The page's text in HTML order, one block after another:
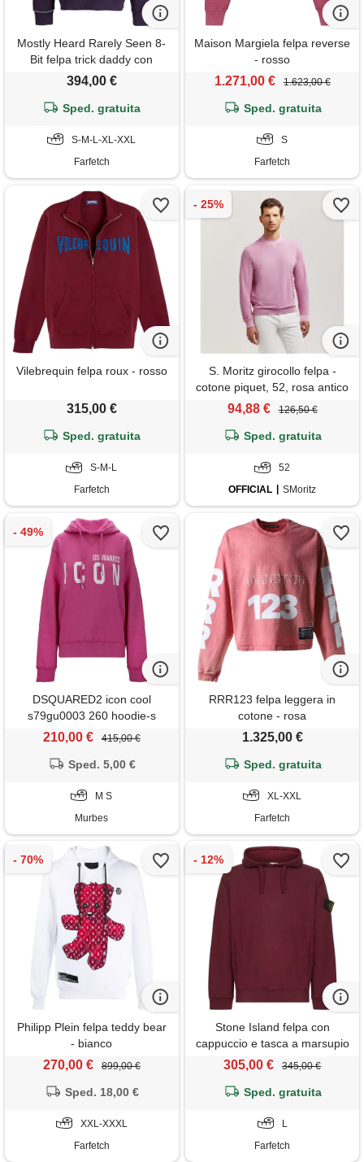
Mostly Heard Rarely Seen 8-
Bit felpa trick daddy con
stampa grafica - viola
394,00 €
Sped. gratuita
S-M-L-XL-XXL
Farfetch
Maison Margiela felpa reverse
- rosso
1.271,00 € 1.623,00 €
Sped. gratuita
S
Farfetch
Vilebrequin felpa roux - rosso
315,00 €
Sped. gratuita
S-M-L
Farfetch
S. Moritz girocollo felpa -
cotone piquet, 52, rosa antico
94,88 € 126,50 €
Sped. gratuita
52
OFFICIAL
SMoritz
DSQUARED2 icon cool
s79gu0003 260 hoodie-s
210,00 € 415,00 €
Sped. 5,00 €
M S
Murbes
RRR123 felpa leggera in
cotone - rosa
1.325,00 €
Sped. gratuita
XL-XXL
Farfetch
Philipp Plein felpa teddy bear
- bianco
270,00 € 899,00 €
Sped. 18,00 €
XXL-XXXL
Farfetch
Stone Island felpa con
cappuccio e tasca a marsupio
- rosso
305,00 € 345,00 €
Sped. gratuita
L
Farfetch